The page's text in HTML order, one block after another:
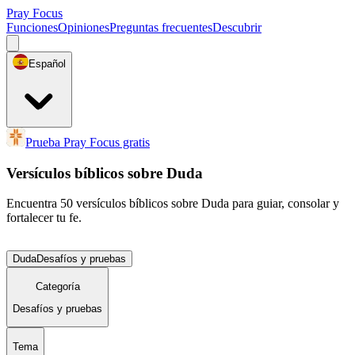
Pray Focus
FuncionesOpinionesPreguntas frecuentesDescubrir
Español
Prueba Pray Focus gratis
Versículos bíblicos sobre Duda
Encuentra 50 versículos bíblicos sobre Duda para guiar, consolar y
fortalecer tu fe.
DudaDesafíos y pruebas
Categoría
Desafíos y pruebas
Tema